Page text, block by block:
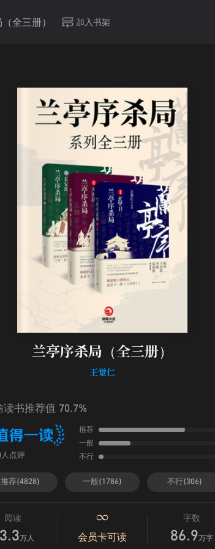
全三册） 加入书架
兰亭序杀局（全三册）
王觉仁
读书推荐值 70.7%
人点评
推荐
一般
不行
推荐(4828) 一般(1786) 不行(306)
阅读
万人 会员卡可读
字数
86.9万字